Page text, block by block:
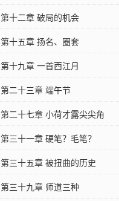
第十二章 破局的机会
第十五章 扬名、圈套
第十九章 一首西江月
第二十三章 端午节
第二十七章 小荷才露尖尖角
第三十一章 硬笔？毛笔？
第三十五章 被扭曲的历史
第三十九章 师道三种